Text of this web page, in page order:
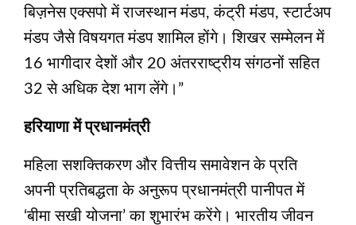
बिज़नेस एक्सपो में राजस्थान मंडप, कंट्री मंडप, स्टार्टअप
मंडप जैसे विषयगत मंडप शामिल होंगे। शिखर सम्मेलन में
16 भागीदार देशों और 20 अंतरराष्ट्रीय संगठनों सहित
32 से अधिक देश भाग लेंगे।”
हरियाणा में प्रधानमंत्री
महिला सशक्तिकरण और वित्तीय समावेशन के प्रति
अपनी प्रतिबद्धता के अनुरूप प्रधानमंत्री पानीपत में
‘बीमा सखी योजना’ का शुभारंभ करेंगे। भारतीय जीवन